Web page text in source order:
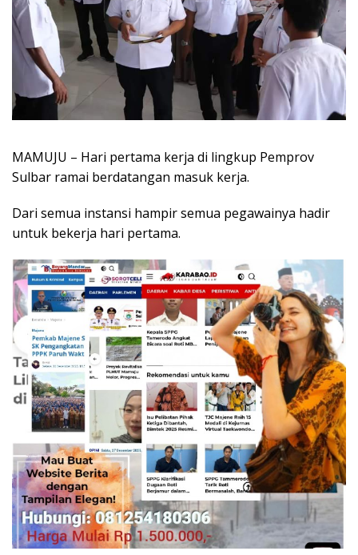
MAMUJU – Hari pertama kerja di lingkup Pemprov
Sulbar ramai berdatangan masuk kerja.
Dari semua instansi hampir semua pegawainya hadir
untuk bekerja hari pertama.